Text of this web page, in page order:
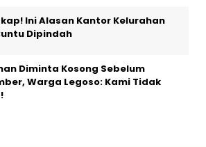
Ini Alasan Kantor Kelurahan
Dipindah
Diminta Kosong Sebelum
Warga Legoso: Kami Tidak